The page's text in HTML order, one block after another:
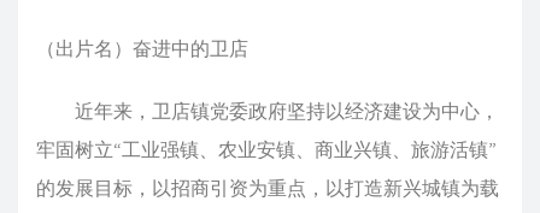
（出片名）奋进中的卫店
近年来，卫店镇党委政府坚持以经济建设为中心，
牢固树立“工业强镇、农业安镇、商业兴镇、旅游活镇”
的发展目标，以招商引资为重点，以打造新兴城镇为载